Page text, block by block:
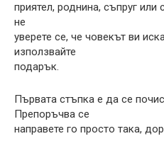
приятел, роднина, съпруг или
не
уверете се, че човекът ви
използвайте
подарък.
Първата стъпка е да се
Препоръчва се
направете го просто така,